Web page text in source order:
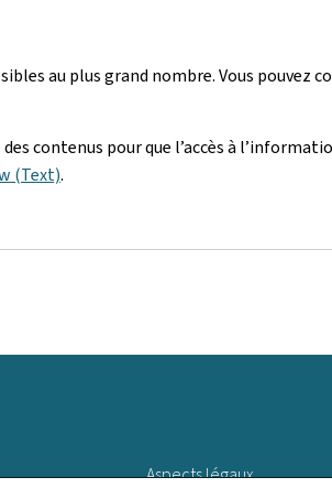
au plus grand nombre. Vous pouvez
contenus pour que l’accès à
(Text).
Aspects légaux